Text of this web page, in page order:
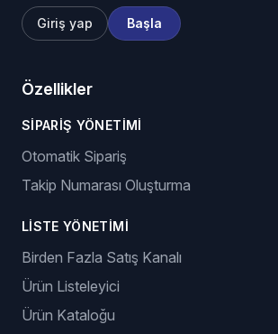
Giriş yap Başla
Özellikler
SIPARIŞ YÖNETIMI
Otomatik Sipariş
Takip Numarası Oluşturma
LISTE YÖNETIMI
Birden Fazla Satış Kanalı
Ürün Listeleyici
Ürün Kataloğu